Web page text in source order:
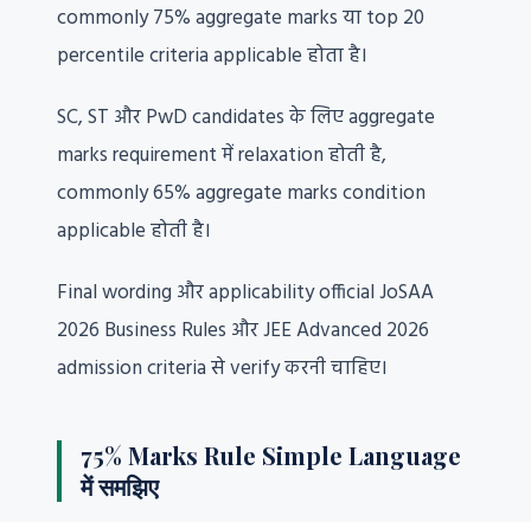
commonly 75% aggregate marks या top 20
percentile criteria applicable होता है।
SC, ST और PwD candidates के लिए aggregate
marks requirement में relaxation होती है,
commonly 65% aggregate marks condition
applicable होती है।
Final wording और applicability official JoSAA
2026 Business Rules और JEE Advanced 2026
admission criteria से verify करनी चाहिए।
75% Marks Rule Simple Language
में समझिए